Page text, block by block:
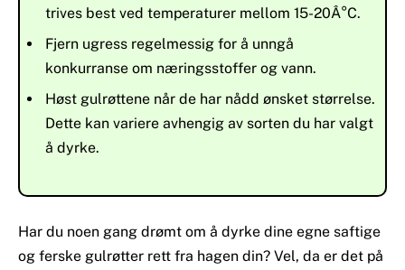
trives best ved temperaturer mellom 15-20Â°C.
Fjern ugress regelmessig for å unngå
konkurranse om næringsstoffer og vann.
Høst gulrøttene når de har nådd ønsket størrelse.
Dette kan variere avhengig av sorten du har valgt
å dyrke.
Har du noen gang drømt om å dyrke dine egne saftige
og ferske gulrøtter rett fra hagen din? Vel, da er det på